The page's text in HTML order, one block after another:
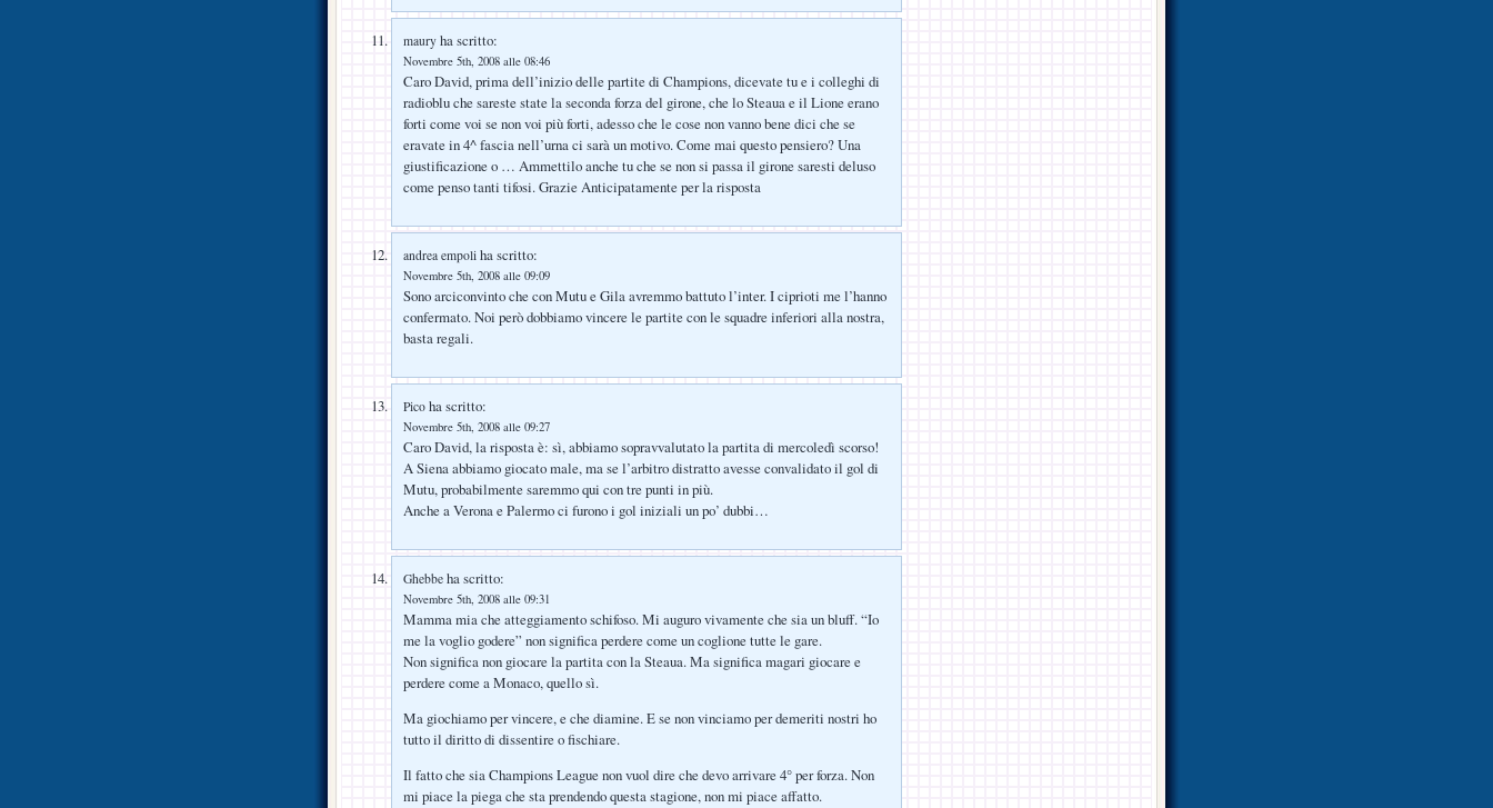
maury ha scritto:
Novembre 5th, 2008 alle 08:46
Caro David, prima dell’inizio delle partite di Champions, dicevate tu e i colleghi di
radioblu che sareste state la seconda forza del girone, che lo Steaua e il Lione erano
forti come voi se non voi più forti, adesso che le cose non vanno bene dici che se
eravate in 4^ fascia nell’urna ci sarà un motivo. Come mai questo pensiero? Una
giustificazione o … Ammettilo anche tu che se non si passa il girone saresti deluso
come penso tanti tifosi. Grazie Anticipatamente per la risposta
andrea empoli ha scritto:
Novembre 5th, 2008 alle 09:09
Sono arciconvinto che con Mutu e Gila avremmo battuto l’inter. I ciprioti me l’hanno
confermato. Noi però dobbiamo vincere le partite con le squadre inferiori alla nostra,
basta regali.
Pico ha scritto:
Novembre 5th, 2008 alle 09:27
Caro David, la risposta è: sì, abbiamo sopravvalutato la partita di mercoledì scorso!
A Siena abbiamo giocato male, ma se l’arbitro distratto avesse convalidato il gol di
Mutu, probabilmente saremmo qui con tre punti in più.
Anche a Verona e Palermo ci furono i gol iniziali un po’ dubbi…
Ghebbe ha scritto:
Novembre 5th, 2008 alle 09:31
Mamma mia che atteggiamento schifoso. Mi auguro vivamente che sia un bluff. “Io
me la voglio godere” non significa perdere come un coglione tutte le gare.
Non significa non giocare la partita con la Steaua. Ma significa magari giocare e
perdere come a Monaco, quello sì.
Ma giochiamo per vincere, e che diamine. E se non vinciamo per demeriti nostri ho
tutto il diritto di dissentire o fischiare.
Il fatto che sia Champions League non vuol dire che devo arrivare 4° per forza. Non
mi piace la piega che sta prendendo questa stagione, non mi piace affatto.